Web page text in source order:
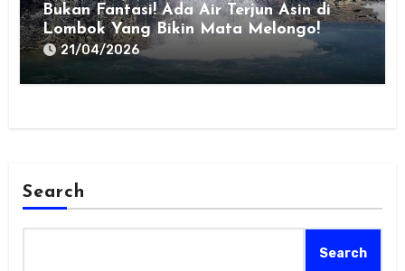
Bukan Fantasi! Ada Air Terjun Asin di
Lombok Yang Bikin Mata Melongo!
21/04/2026
Search
Search